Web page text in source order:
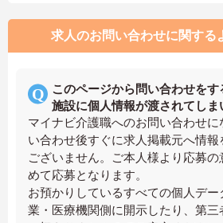
求人のお問い合わせに関する
このページから問い合わせを
施設に個人情報が渡されてしま
マイナビ介護職へのお問い合わせに
い合わせ後すぐに求人掲載元へ情
ございません。ご本人様より応募
めて応募となります。
お預かりしているすべての個人デ
業・医療機関側に開示したり、第